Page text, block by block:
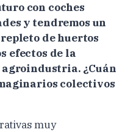
con coches
y tendremos un
de huertos
efectos de la
¿Cuán
colectivos
muy